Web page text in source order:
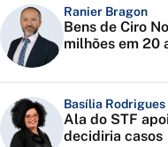
Ranier Bragon
Bens de Ciro
milhões em 20
Basília Rodrigues
Ala do STF
decidiria casos